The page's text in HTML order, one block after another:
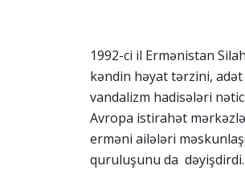
1992-ci il Ermənistan
kəndin həyat tərzini,
vandalizm hadisələri
Avropa istirahət
erməni ailələri
quruluşunu da